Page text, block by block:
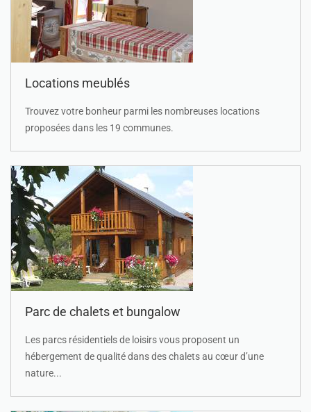
Locations meublés
Trouvez votre bonheur parmi les nombreuses locations
proposées dans les 19 communes.
Parc de chalets et bungalow
Les parcs résidentiels de loisirs vous proposent un
hébergement de qualité dans des chalets au cœur d’une
nature...